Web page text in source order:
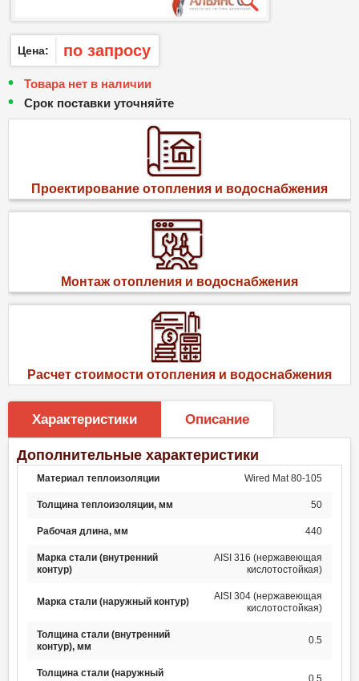
Цена: по запросу
Товара нет в наличии
Срок поставки уточняйте
Проектирование отопления и водоснабжения
Монтаж отопления и водоснабжения
Расчет стоимости отопления и водоснабжения
Характеристики Описание
Дополнительные характеристики
Материал теплоизоляции Wired Mat 80-105
Толщина теплоизоляции, мм 50
Рабочая длина, мм 440
Марка стали (внутренний
контур)
AISI 316 (нержавеющая
кислотостойкая)
Марка стали (наружный контур)
AISI 304 (нержавеющая
кислотостойкая)
Толщина стали (внутренний
контур), мм
0.5
Толщина стали (наружный
0.5